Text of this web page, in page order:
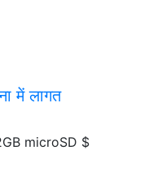
में लागत
microSD $